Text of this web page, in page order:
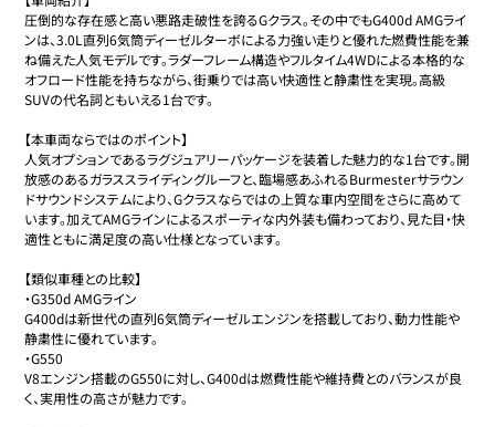
圧倒的な存在感と高い悪路走破性を誇るGクラス。その中でもG400d AMGライ
ンは、3.0L直列6気筒ディーゼルターボによる力強い走りと優れた燃費性能を兼
ね備えた人気モデルです。ラダーフレーム構造やフルタイム4WDによる本格的な
オフロード性能を持ちながら、街乗りでは高い快適性と静粛性を実現。高級
SUVの代名詞ともいえる1台です。
【本車両ならではのポイント】
人気オプションであるラグジュアリーパッケージを装着した魅力的な1台です。開
放感のあるガラススライディングルーフと、臨場感あふれるBurmesterサラウン
ドサウンドシステムにより、Gクラスならではの上質な車内空間をさらに高めて
います。加えてAMGラインによるスポーティな内外装も備わっており、見た目・快
適性ともに満足度の高い仕様となっています。
【類似車種との比較】
・G350d AMGライン
G400dは新世代の直列6気筒ディーゼルエンジンを搭載しており、動力性能や
静粛性に優れています。
・G550
V8エンジン搭載のG550に対し、G400dは燃費性能や維持費とのバランスが良
く、実用性の高さが魅力です。